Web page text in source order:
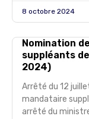
8 octobre 2024
Nomination
suppléants
2024)
Arrêté du 12
mandataire
arrêté du